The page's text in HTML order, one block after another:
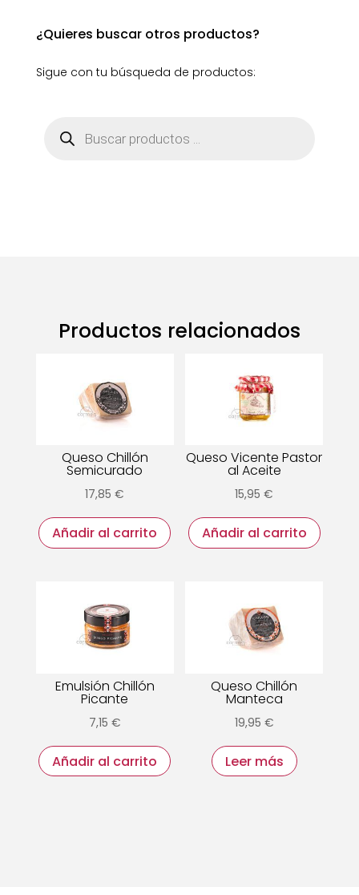
¿Quieres buscar otros productos?
Sigue con tu búsqueda de productos:
productos
Productos relacionados
Queso Chillón
Semicurado
17,85€
Añadir al carrito
Queso Vicente Pastor
al Aceite
15,95€
Añadir al carrito
Emulsión Chillón
Picante
7,15 €
Añadir al carrito
Queso Chillón
Manteca
19,95 €
Leer más